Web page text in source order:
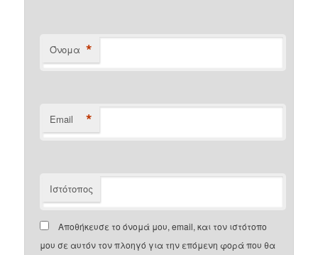
Όνομα *
Email *
Ιστότοπος
Αποθήκευσε το όνομά μου, email, και τον ιστότοπο
μου σε αυτόν τον πλοηγό για την επόμενη φορά που θα